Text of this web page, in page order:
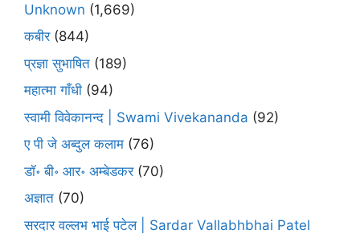
Unknown (1,669)
कबीर(844)
प्रज्ञा सुभाषित (189)
महात्मा गाँधी (94)
स्वामी विवेकानन्द | Swami Vivekananda (92)
ए पी जे अब्दुल कलाम (76)
डॉ॰ बी॰ आर॰ अम्बेडकर(70)
अज्ञात (70)
सरदार वल्लभ भाई पटेल | Sardar Vallabhbhai Patel